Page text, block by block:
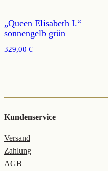
„Queen Elisabeth I.“
sonnengelb grün
329,00 €
Kundenservice
Versand
Zahlung
AGB